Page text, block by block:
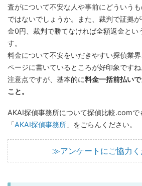
査がについて不安な人や事前にどういう
ではないでしょうか。また、裁判で証拠
金0円、裁判で勝てなければ全額返金とい
す。
料金について不安をいだきやすい探偵業
ページに書いているところが好印象ですね
注意点ですが、基本的に料金一括前払い
こと。
AKAI探偵事務所について探偵比較.comで
「AKAI探偵事務所 」をごらんください。
≫アンケートにご協力